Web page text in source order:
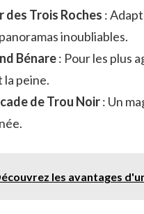
des Trois Roches :
inoubliables.
Bénare: Pour les plus
la peine.
de Trou Noir: Un
les avantages